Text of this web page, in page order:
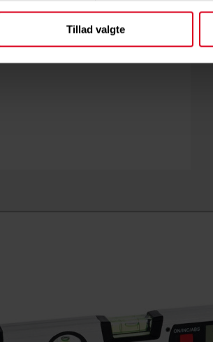
Tillad valgte